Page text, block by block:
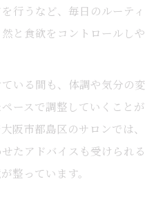
行うなど、毎日のルーティ
と食欲をコントロールしや
いる間も、体調や気分の変
ースで調整していくことが
阪市都島区のサロンでは、
たアドバイスも受けられる
整っています。